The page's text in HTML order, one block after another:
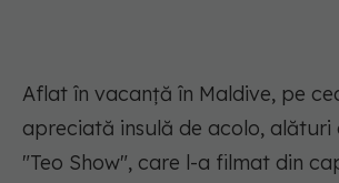
Aflat în vacanță în Maldive, pe
apreciată insulă de acolo,
"Teo Show", care l-a filmat din